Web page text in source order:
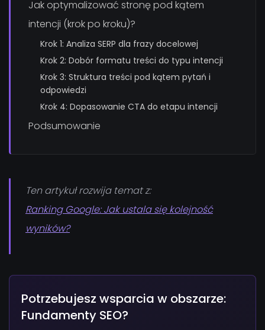
Jak optymalizować stronę pod kątem
intencji (krok po kroku)?
Krok 1: Analiza SERP dla frazy docelowej
Krok 2: Dobór formatu treści do typu intencji
Krok 3: Struktura treści pod kątem pytań i
odpowiedzi
Krok 4: Dopasowanie CTA do etapu intencji
Podsumowanie
Ten artykuł rozwija temat z:
Ranking Google: Jak ustala się kolejność
wyników?
Potrzebujesz wsparcia w obszarze:
Fundamenty SEO?